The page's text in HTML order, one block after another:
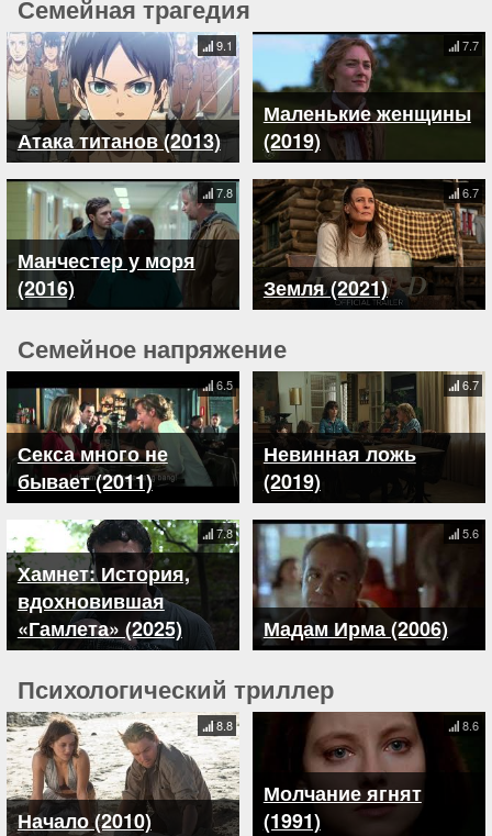
Семейная трагедия
Атака титанов (2013)
9.1
Маленькие женщины
(2019)
7.7
Манчестер у моря
(2016)
7.8
Земля (2021)
6.7
Семейное напряжение
Секса много не
бывает (2011)
6.5
Невинная ложь
(2019)
6.7
Хамнет: История,
вдохновившая
«Гамлета» (2025)
7.8
Мадам Ирма (2006)
5.6
Психологический триллер
Начало (2010)
8.8
Молчание ягнят
(1991)
8.6